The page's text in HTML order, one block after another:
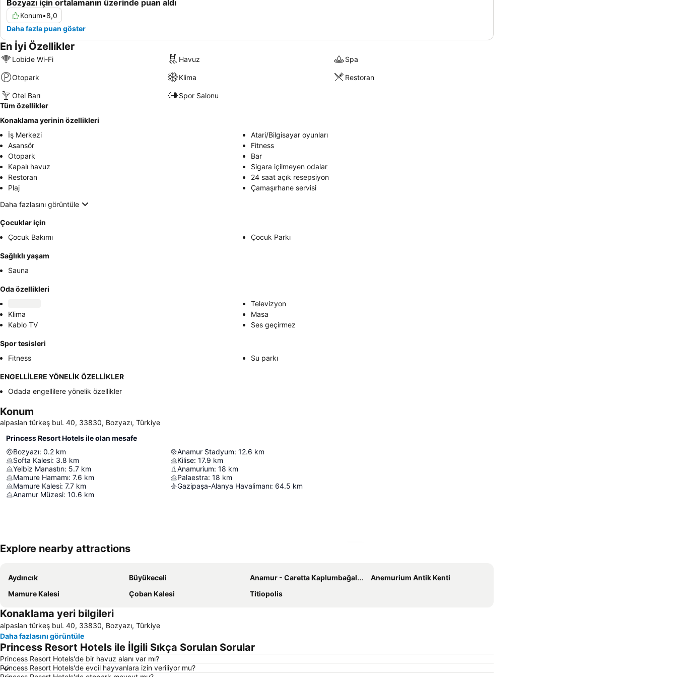
Bozyazı için ortalamanın üzerinde puan aldı
Konum•8,0
Daha fazla puan göster
En İyi Özellikler
Lobide Wi-Fi Havuz Spa
Otopark Klima Restoran
Otel Barı
Spor Salonu
Tüm özellikler
Konaklama yerinin özellikleri
İş Merkezi
Atari/Bilgisayar oyunları
Asansör
Fitness
Otopark
Bar
Kapalı havuz
Sigara içilmeyen odalar
Restoran
24 saat açık resepsiyon
Plaj
Çamaşırhane servisi
Daha fazlasını görüntüle
Çocuklar için
Çocuk Bakımı
Çocuk Parkı
Sağlıklı yaşam
Sauna
Oda özellikleri
Televizyon
Klima
Masa
Kablo TV
Ses geçirmez
Spor tesisleri
Fitness
Su parkı
ENGELLİLERE YÖNELİK ÖZELLİKLER
Odada engellilere yönelik özellikler
Konum
alpaslan türkeş bul. 40, 33830, Bozyazı, Türkiye
Princess Resort Hotels ile olan mesafe
Bozyazı: 0.2 km
Softa Kalesi: 3.8 km
Yelbiz Manastırı: 5.7 km
Mamure Hamamı: 7.6 km
Mamure Kalesi: 7.7 km
Anamur Müzesi: 10.6 km
Anamur Stadyum: 12.6 km
Kilise: 17.9 km
Anamurium: 18 km
Palaestra: 18 km
Gazipaşa-Alanya Havalimanı: 64.5 km
Explore nearby attractions
Aydıncık Büyükeceli Anamur - Caretta Kaplumbağaları
Anemurium Antik Kenti
Mamure Kalesi
Çoban Kalesi Titiopolis
Konaklama yeri bilgileri
alpaslan türkeş bul. 40, 33830, Bozyazı, Türkiye
Daha fazlasını görüntüle
Princess Resort Hotels ile İlgili Sıkça Sorulan Sorular
Princess Resort Hotels'de bir havuz alanı var mı?
Princess Resort Hotels'de evcil hayvanlara izin veriliyor mu?